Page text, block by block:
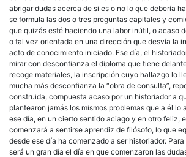
abrigar dudas acerca de si es o no lo que debería
se formula las dos o tres preguntas capitales y
que quizás esté haciendo una labor inútil, o acaso
o tal vez orientada en una dirección que desvía la
acto de conocimiento iniciado. Ese día, el
mirar con desconfianza el diploma que tiene
recoge materiales, la inscripción cuyo hallazgo lo
mucha más desconfianza la “obra de consulta”,
construida, compuesta acaso por un historiador a
plantearon jamás los mismos problemas que a él lo
ese día, en un cierto sentido aciago y en otro feliz,
comenzará a sentirse aprendiz de filósofo, lo que
desde ese día ha comenzado a ser historiador.
será un gran día el día en que comenzaron las